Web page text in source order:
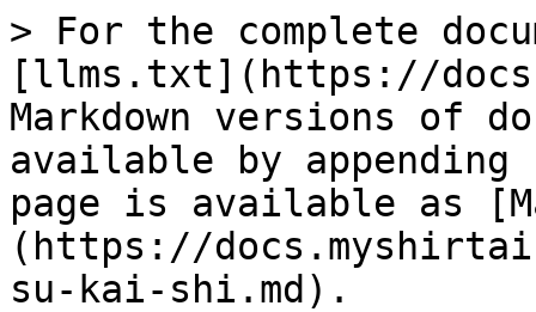
> For the complete
[llms.txt](https://
Markdown versions of
available by
page is available as
(https://
su-kai-shi.md).